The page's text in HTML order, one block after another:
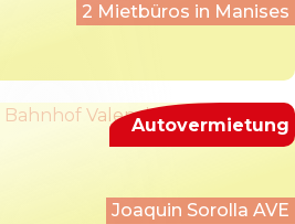
2 Mietbüros in Manises
Joaquin Sorolla AVE
Autovermietung